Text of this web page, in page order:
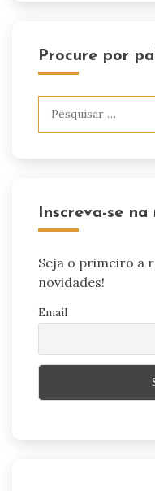
Procure por
Inscreva-se
Seja o primeiro a
novidades!
Email